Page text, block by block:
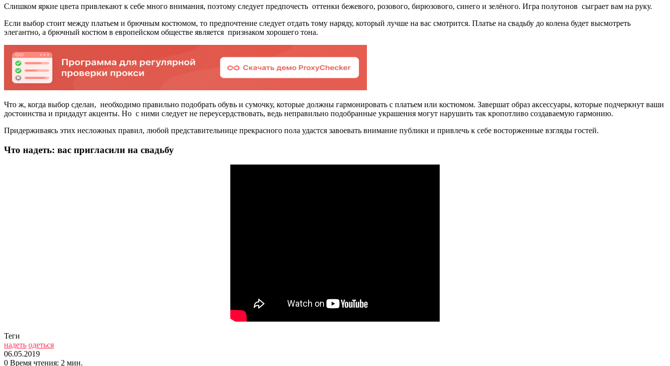
Слишком яркие цвета привлекают к себе много внимания, поэтому следует предпочесть оттенки бежевого, розового, бирюзового, синего и зелёного. Игра полутонов сыграет вам на руку.
Если выбор стоит между платьем и брючным костюмом, то предпочтение следует отдать тому наряду, который лучше на вас смотрится. Платье на свадьбу до колена будет высмотреть
элегантно, а брючный костюм в европейском обществе является признаком хорошего тона.
Что ж, когда выбор сделан, необходимо правильно подобрать обувь и сумочку, которые должны гармонировать с платьем или костюмом. Завершат образ аксессуары, которые подчеркнут ваши
достоинства и придадут акценты. Но с ними следует не переусердствовать, ведь неправильно подобранные украшения могут нарушить так кропотливо создаваемую гармонию.
Придерживаясь этих несложных правил, любой представительнице прекрасного пола удастся завоевать внимание публики и привлечь к себе восторженные взгляды гостей.
Что надеть: вас пригласили на свадьбу
Теги
надеть одеться
06.05.2019
0 Время чтения: 2 мин.